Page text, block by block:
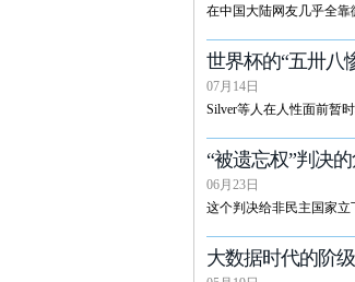
在中国大陆网友几乎全
世界杯的“五卅八
07月14日
Silver等人在人性面前暂
“被遗忘权”判决
06月23日
这个判决给非民主国家
大数据时代的阶